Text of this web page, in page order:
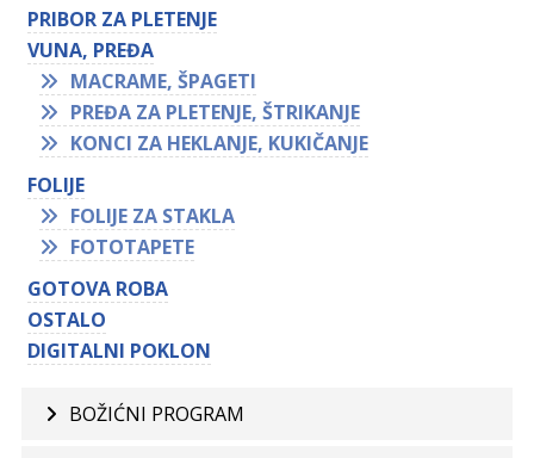
PRIBOR ZA PLETENJE
VUNA, PREĐA
MACRAME, ŠPAGETI
PREĐA ZA PLETENJE, ŠTRIKANJE
KONCI ZA HEKLANJE, KUKIČANJE
FOLIJE
FOLIJE ZA STAKLA
FOTOTAPETE
GOTOVA ROBA
OSTALO
DIGITALNI POKLON
BOŽIĆNI PROGRAM